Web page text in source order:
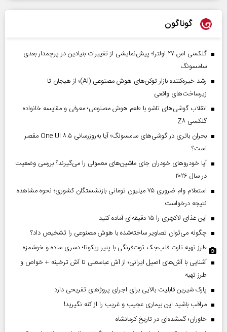
گوناگون
گلکسی اس ۲۷ اولترا؛ پیش‌نمایشی از تغییرات بنیادین در پرچمدار بعدی
سامسونگ
رشد خیره‌کننده بازار توکن‌های هوش مصنوعی (AI)؛ از هیجان تا
زیرساخت‌های واقعی
انقلاب گوشی‌های تاشو‌ با طعم هوش مصنوعی؛ معرفی و مقایسه خانواده
گلکسی Z۸
بحران باتری در گوشی‌های سامسونگ؛ آیا به‌روزرسانی One UI ۸.۵ مقصر
است؟
آیا خودروهای خودران جای ماشین‌های معمولی را می‌گیرند؟ بررسی وضعیت
در سال ۲۰۲۶
استعلام وام ضروری ۷۵ میلیون تومانی بازنشستگان کشوری؛ نحوه مشاهده
نتیجه درخواست
این غذای لاکچری را ۱۵ دقیقه‌ای آماده کنید
چگونه می‌توان تصاویر ساخته‌شده با هوش مصنوعی را تشخیص داد؟
طرز تهیه تارت فلپ‌جک توت‌فرنگی با پنیر ریکوتا؛ دسری ساده و خوشمزه
آشنایی با آش‌های اصیل ایرانی؛ از آش عباسعلی تا آش ترخینه + خواص و
طرز تهیه
پارک شیرین قابلیت‌ بالایی برای اجرای پروژهای تفریحی دارد
مراقب باشید این بیماری عجیب و غریب را از کنه نگیرید!
خاوران؛ گمشده‌ای در تاریخ کرمانشاه